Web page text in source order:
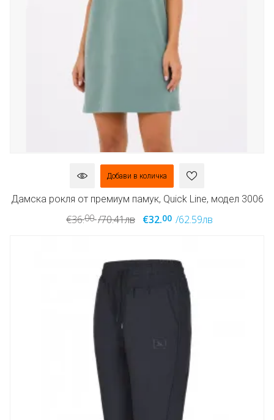
Добави в количка
Дамска рокля от премиум памук, Quick Line, модел 3006
€36.00 /70.41лв €32.00 /62.59лв